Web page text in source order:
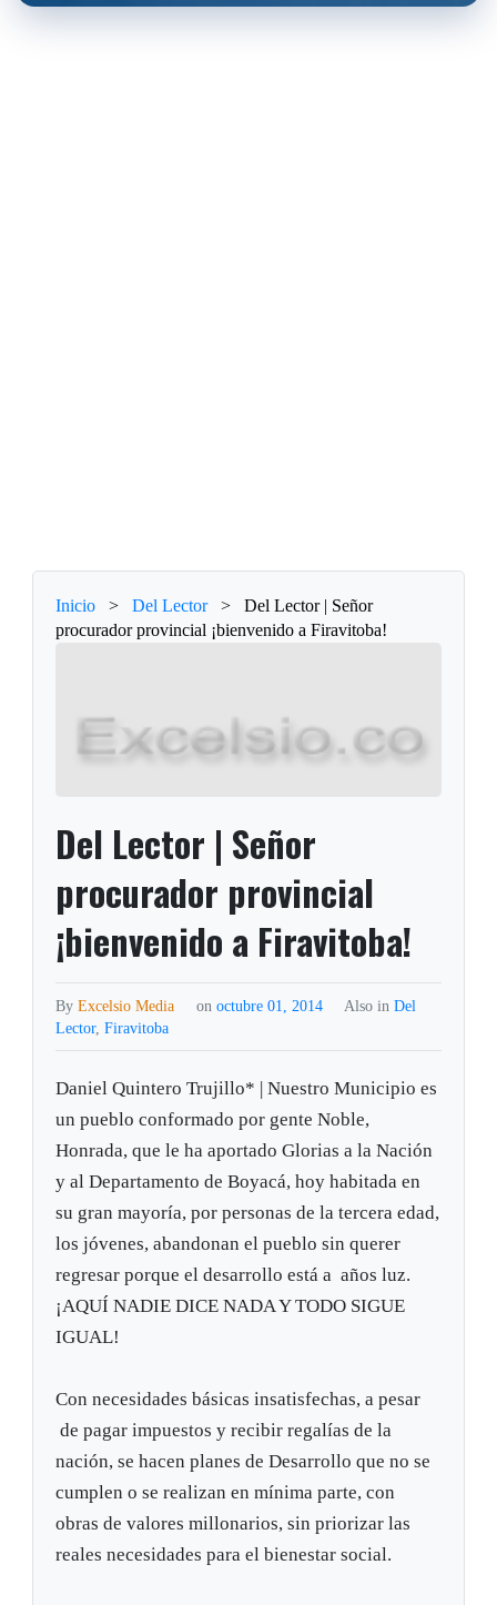
Inicio > Del Lector >
Del Lector | Señor
procurador provincial ¡bienvenido a Firavitoba!
Del Lector | Señor
procurador provincial
¡bienvenido a Firavitoba!
ByExcelsio Media on octubre 01, 2014 Also in Del
Lector,Firavitoba
Daniel Quintero Trujillo* | Nuestro Municipio es
un pueblo conformado por gente Noble,
Honrada, que le ha aportado Glorias a la Nación
y al Departamento de Boyacá, hoy habitada en
su gran mayoría, por personas de la tercera edad,
los jóvenes, abandonan el pueblo sin querer
regresar porque el desarrollo está a años luz.
¡AQUÍ NADIE DICE NADA Y TODO SIGUE
IGUAL!
Con necesidades básicas insatisfechas, a pesar
de pagar impuestos y recibir regalías de la
nación, se hacen planes de Desarrollo que no se
cumplen o se realizan en mínima parte, con
obras de valores millonarios, sin priorizar las
reales necesidades para el bienestar social.